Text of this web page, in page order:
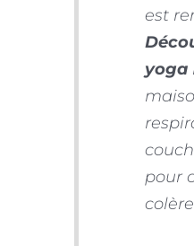
est
yoga
pour